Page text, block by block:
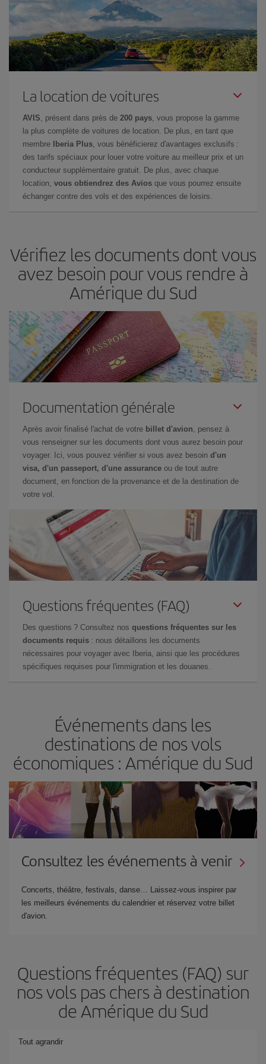
La location de voitures
AVIS , présent dans près de 200 pays , vous propose la gamme
la plus complète de voitures de location. De plus, en tant que
membre
Iberia Plus , vous bénéficierez d'avantages exclusifs :
des tarifs spéciaux pour louer votre voiture au meilleur prix et un
conducteur supplémentaire gratuit. De plus, avec chaque
location, vous obtiendrez des Avios que vous pourrez ensuite
échanger contre des vols et des expériences de loisirs.
Vérifiez les documents dont vous
avez besoin pour vous rendre à
Amérique du Sud
Documentation générale
Après avoir finalisé l'achat de votre billet d'avion , pensez à
vous renseigner sur les documents dont vous aurez besoin pour
voyager. Ici, vous pouvez vérifier si vous avez besoin d'un
visa, d'un passeport, d'une assurance ou de tout autre
document, en fonction de la provenance et de la destination de
votre vol.
Questions fréquentes (FAQ)
Des questions ? Consultez nos questions fréquentes sur les
documents requis : nous détaillons les documents
nécessaires pour voyager avec Iberia, ainsi que les procédures
spécifiques requises pour l'immigration et les douanes.
Événements dans les
destinations de nos vols
économiques : Amérique du Sud
Consultez les événements à venir
Concerts, théâtre, festivals, danse… Laissez-vous inspirer par
les meilleurs événements du calendrier et réservez votre billet
d'avion.
Questions fréquentes (FAQ) sur
nos vols pas chers à destination
de Amérique du Sud
Tout agrandir